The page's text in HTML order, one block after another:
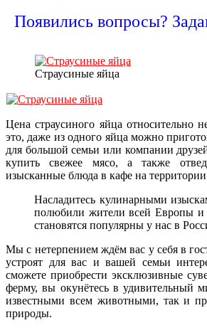
Появились вопросы?
Страусиные яйца
Цена страусиного яйца относительно
это, даже из одного яйца можно
для большой семьи или компании
купить свежее мясо, а также
изысканные блюда в кафе на
Насладитесь кулинарными
полюбили жители всей Европы
становятся популярны у нас в
Мы с нетерпением ждём вас у себя в
устроят для вас и вашей семьи
сможете приобрести эксклюзивные
ферму, вы окунётесь в удивительный
известными всем животными, так и
природы.